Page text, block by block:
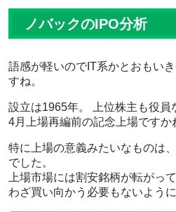
ノバックのIPO分析
語感が軽いのでIT系かとおもい
すね。
設立は1965年。 上位株主も役員
4月上場再編前の記念上場ですか
特に上場の意義みたいなものは
でした。
上場市場には割安銘柄が転がっ
わざ買い向かう必要もないように